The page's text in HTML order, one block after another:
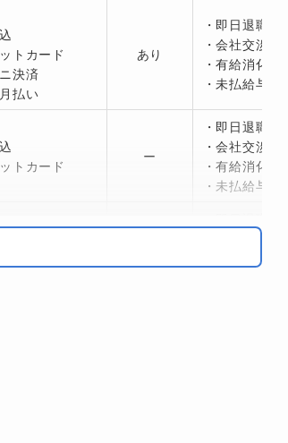
トカード
決済
払い
あり
・即日退職
・会社交渉
・有給消化
・未払給与請求
トカード
ー
・即日退職
・会社交渉
・有給消化
・未払給与交渉
・会社交渉
・有給消化